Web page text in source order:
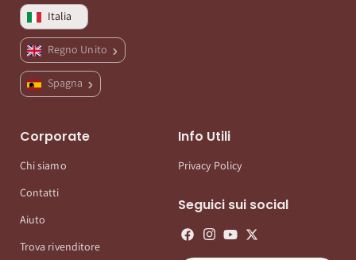
Italia
Regno Unito
Spagna
Corporate
Chi siamo
Contatti
Aiuto
Trova rivenditore
Info Utili
Privacy Policy
Seguici sui social